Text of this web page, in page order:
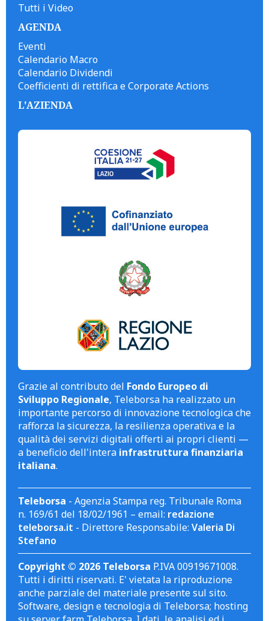
Tutti i Video
AGENDA
Eventi
Calendario Macro
Calendario Dividendi
Coefficienti di rettifica e Corporate Actions
L'AZIENDA
Grazie al contributo del Fondo Europeo di
Sviluppo Regionale, Teleborsa ha realizzato un
importante percorso di innovazione tecnologica che
rafforza la sicurezza, la resilienza operativa e la
qualità dei servizi digitali offerti ai propri clienti —
a beneficio dell'intera infrastruttura finanziaria
italiana.
Teleborsa - Agenzia Stampa reg. Tribunale Roma
n. 169/61 del 18/02/1961 – email: redazione
teleborsa.it - Direttore Responsabile: Valeria Di
Stefano
Copyright © 2026 Teleborsa P.IVA 00919671008.
Tutti i diritti riservati. E' vietata la riproduzione
anche parziale del materiale presente sul sito.
Software, design e tecnologia di Teleborsa; hosting